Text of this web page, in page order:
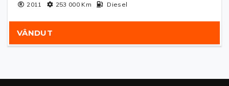
2011 253 000Km Diesel
VÂNDUT